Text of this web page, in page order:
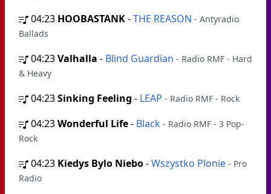
04:23 HOOBASTANK-THE REASON - Antyradio
Ballads
04:23Valhalla - Blind Guardian - Radio RMF - Hard
& Heavy
04:23Sinking Feeling - LEAP - Radio RMF - Rock
04:23Wonderful Life- Black - Radio RMF - 3 Pop-
Rock
04:23 Kiedys Bylo Niebo-Wszystko Plonie - Pro
Radio